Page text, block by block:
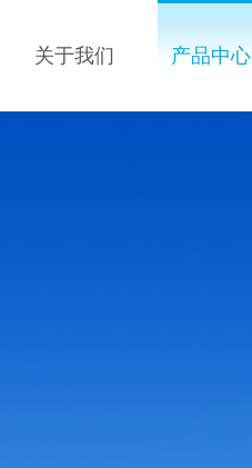
关于我们 产品中心